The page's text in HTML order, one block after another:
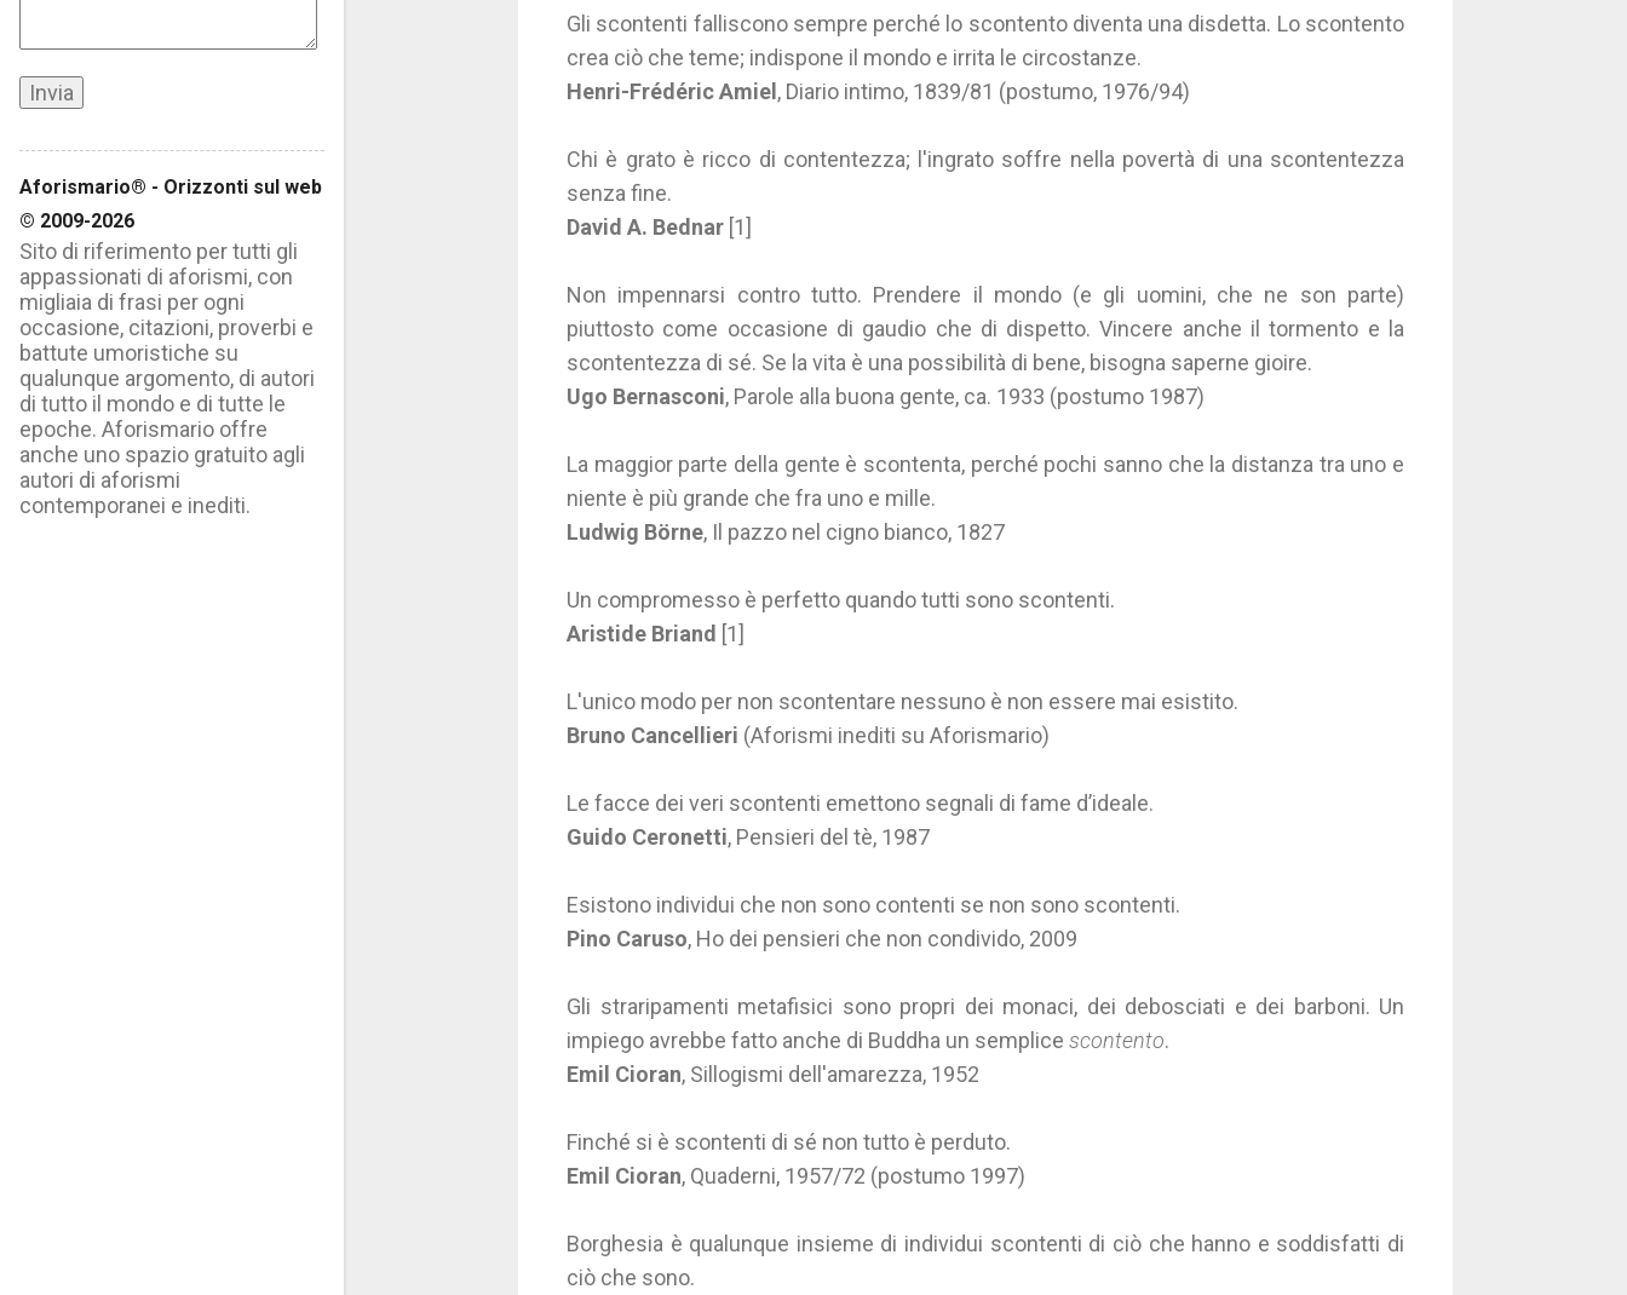
Gli scontenti falliscono sempre perché lo scontento diventa una disdetta. Lo scontento
crea ciò che teme; indispone il mondo e irrita le circostanze.
Henri-Frédéric Amiel , Diario intimo, 1839/81 (postumo, 1976/94)
Chi è grato è ricco di contentezza; l'ingrato soffre nella povertà di una scontentezza
senza fine.
David A. Bednar [1]
Non impennarsi contro tutto. Prendere il mondo (e gli uomini, che ne son parte)
piuttosto come occasione di gaudio che di dispetto. Vincere anche il tormento e la
scontentezza di sé. Se la vita è una possibilità di bene, bisogna saperne gioire.
Ugo Bernasconi, Parole alla buona gente, ca. 1933 (postumo 1987)
La maggior parte della gente è scontenta, perché pochi sanno che la distanza tra uno e
niente è più grande che fra uno e mille.
Ludwig Börne, Il pazzo nel cigno bianco, 1827
Un compromesso è perfetto quando tutti sono scontenti.
Aristide Briand [1]
L'unico modo per non scontentare nessuno è non essere mai esistito.
Bruno Cancellieri (Aforismi inediti su Aforismario)
Le facce dei veri scontenti emettono segnali di fame d’ideale.
Guido Ceronetti, Pensieri del tè, 1987
Esistono individui che non sono contenti se non sono scontenti.
Pino Caruso, Ho dei pensieri che non condivido, 2009
Gli straripamenti metafisici sono propri dei monaci, dei debosciati e dei barboni. Un
impiego avrebbe fatto anche di Buddha un semplice scontento.
Emil Cioran, Sillogismi dell'amarezza, 1952
Finché si è scontenti di sé non tutto è perduto.
Emil Cioran, Quaderni, 1957/72 (postumo 1997)
Borghesia è qualunque insieme di individui scontenti di ciò che hanno e soddisfatti di
ciò che sono.
Aforismario® - Orizzonti sul web
© 2009-2026
Sito di riferimento per tutti gli
appassionati di aforismi, con
migliaia di frasi per ogni
occasione, citazioni, proverbi e
battute umoristiche su
qualunque argomento, di autori
di tutto il mondo e di tutte le
epoche. Aforismario offre
anche uno spazio gratuito agli
autori di aforismi
contemporanei e inediti.